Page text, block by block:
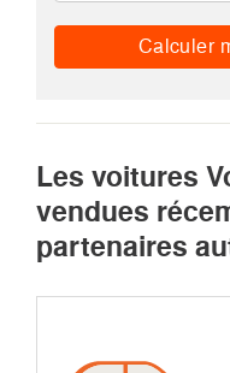
Calculer
Les voitures
vendues
partenaires